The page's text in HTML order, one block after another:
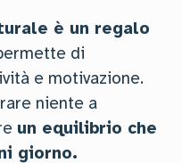
è un regalo
di
e motivazione.
niente a
un equilibrio che
giorno.